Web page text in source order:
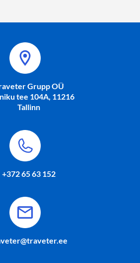
Grupp OÜ
tee 104A, 11216
Tallinn
+372 65 63 152